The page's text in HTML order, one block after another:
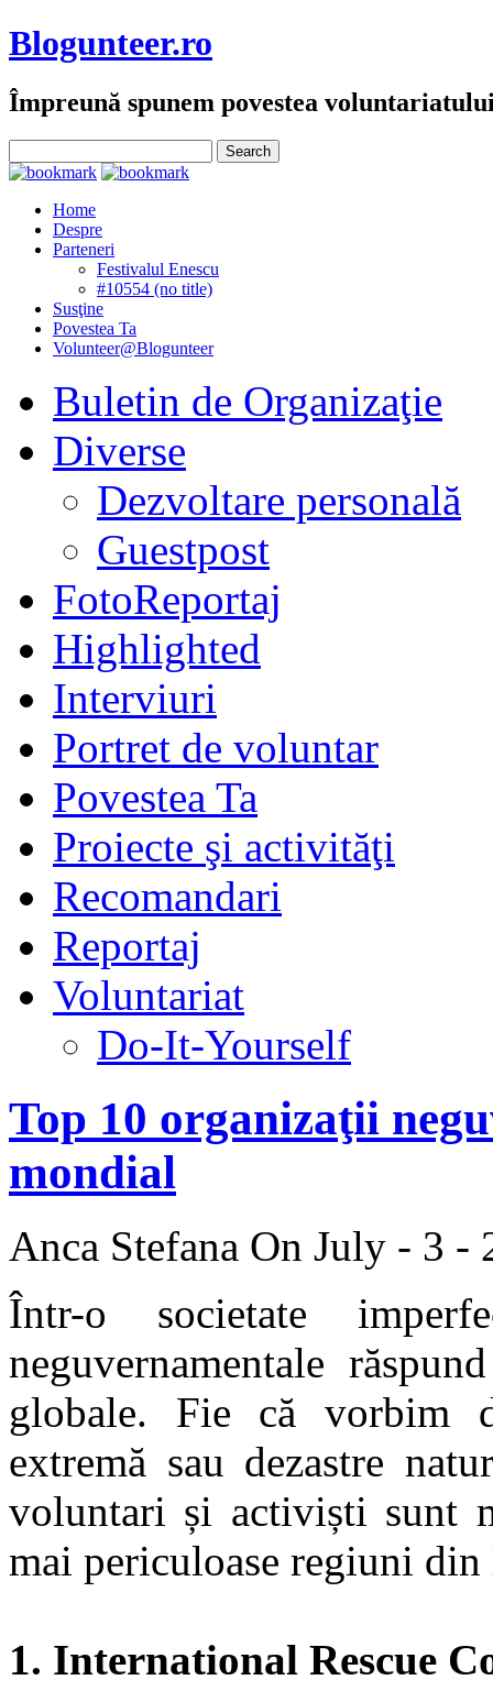
Blogunteer.ro
Împreună spunem povestea
Home
Despre
Parteneri
Festivalul Enescu
#10554 (no title)
Susţine
Povestea Ta
Volunteer@Blogunteer
Buletin de Organizaţie
Diverse
Dezvoltare personală
Guestpost
FotoReportaj
Highlighted
Interviuri
Portret de voluntar
Povestea Ta
Proiecte şi activităţi
Recomandari
Reportaj
Voluntariat
Do-It-Yourself
Top 10 organizaţii
mondial
Anca Stefana On July - 3 -
Într-o societate
neguvernamentale
globale. Fie că vorbim
extremă sau dezastre
voluntari și activiști sunt
mai periculoase regiuni din
1. International Rescue